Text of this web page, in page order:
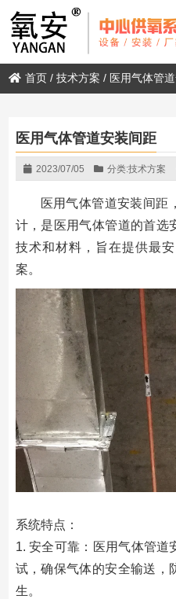
首页 /技术方案 / 医用气体管
医用气体管道安装间距
2023/07/05 分类:技术方案
医用气体管道安装间距
计，是医用气体管道的首选
技术和材料，旨在提供最
案。
系统特点：
1. 安全可靠：医用气体管道
试，确保气体的安全输送，
生。